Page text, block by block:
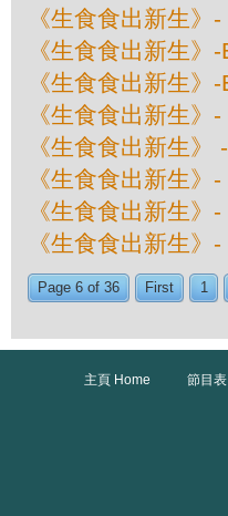
《生食食出新生》
《生食食出新生
《生食食出新生
《生食食出新生
《生食食出新生
《生食食出新生
《生食食出新生
《生食食出新生
Page 6 of 36 First 1
主頁 Home 節目